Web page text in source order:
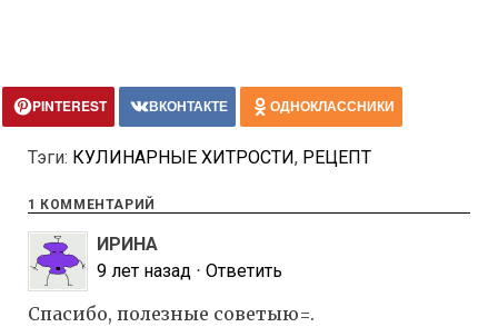
PINTEREST ВКОНТАКТЕ ОДНОКЛАССНИКИ
Тэги: КУЛИНАРНЫЕ ХИТРОСТИ, РЕЦЕПТ
1 КОММЕНТАРИЙ
ИРИНА
9 лет назад ⋅ Ответить
Спасибо, полезные советыю=.